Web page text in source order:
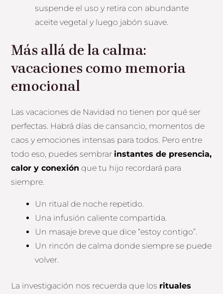
suspende el uso y retira con abundante
aceite vegetal y luego jabón suave.
Más allá de la calma:
vacaciones como memoria
emocional
Las vacaciones de Navidad no tienen por qué ser
perfectas. Habrá días de cansancio, momentos de
caos y emociones intensas para todos. Pero entre
todo eso, puedes sembrarinstantes de presencia,
calor y conexión que tu hijo recordará para
siempre.
Un ritual de noche repetido.
Una infusión caliente compartida.
Un masaje breve que dice “estoy contigo”.
Un rincón de calma donde siempre se puede
volver.
La investigación nos recuerda que los rituales